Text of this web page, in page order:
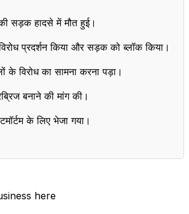
सड़क हादसे में मौत हुई।
प्रदर्शन किया और सड़क को ब्लॉक किया।
के विरोध का सामना करना पड़ा।
बनाने की मांग की।
के लिए भेजा गया।
here